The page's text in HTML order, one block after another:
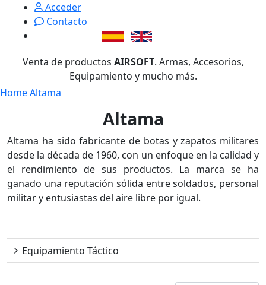
Acceder
Contacto
Venta de productos AIRSOFT. Armas, Accesorios,
Equipamiento y mucho más.
HomeAltama
Altama
Altama ha sido fabricante de botas y zapatos militares
desde la década de 1960, con un enfoque en la calidad y
el rendimiento de sus productos. La marca se ha
ganado una reputación sólida entre soldados, personal
militar y entusiastas del aire libre por igual.
Equipamiento Táctico